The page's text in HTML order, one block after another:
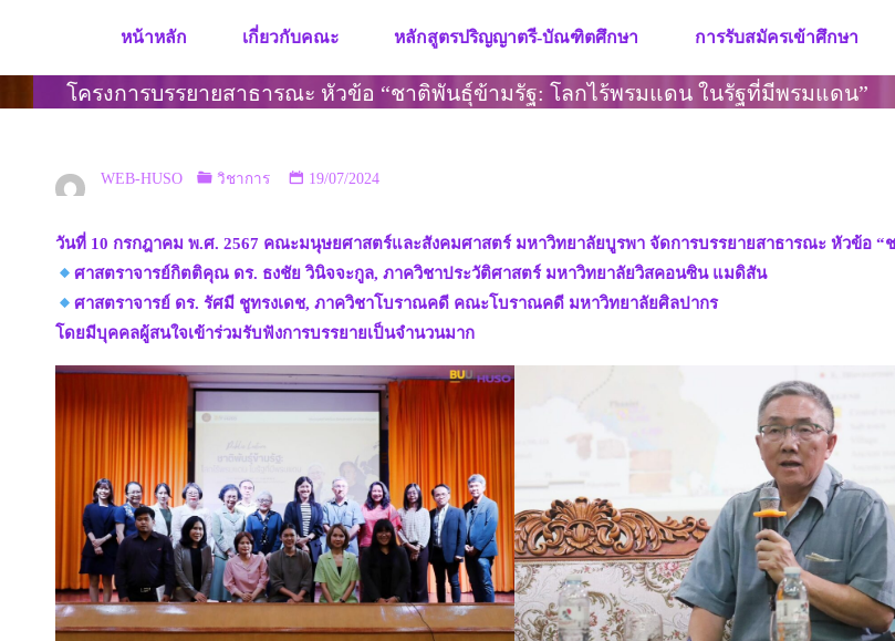
content
หน้าหลัก เกี่ยวกับคณะ หลักสูตรปริญญาตรี-บัณฑิตศึกษา การรับสมัครเข้าศึกษา
โครงการบรรยายสาธารณะ หัวข้อ “ชาติพันธุ์ข้ามรัฐ: โลกไร้พรมแดน ในรัฐที่มีพรมแดน”
WEB-HUSO วิชาการ 19/07/2024
วันที่ 10 กรกฎาคม พ.ศ. 2567 คณะมนุษยศาสตร์และสังคมศาสตร์ มหาวิทยาลัยบูรพา จัดการบรรยายสาธารณะ หัวข้อ
ศาสตราจารย์กิตติคุณ ดร. ธงชัย วินิจจะกูล, ภาควิชาประวัติศาสตร์ มหาวิทยาลัยวิสคอนซิน แมดิสัน
ศาสตราจารย์ ดร. รัศมี ชูทรงเดช, ภาควิชาโบราณคดี คณะโบราณคดี มหาวิทยาลัยศิลปากร
โดยมีบุคคลผู้สนใจเข้าร่วมรับฟังการบรรยายเป็นจำนวนมาก